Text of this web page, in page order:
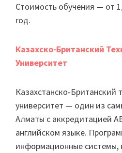
Стоимость обучения — от
год.
Казахско-Британский
Университет
Казахстанско-Британский
университет — один из
Алматы с аккредитацией
английском языке.
информационные системы,